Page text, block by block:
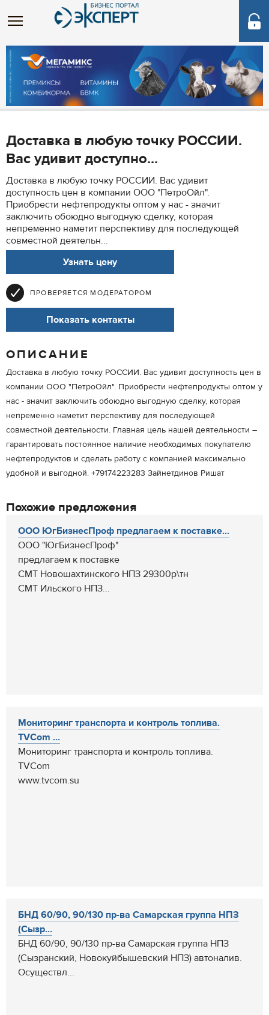
Доставка в любую точку РОССИИ.
Вас удивит доступно...
Доставка в любую точку РОССИИ. Вас удивит
доступность цен в компании ООО "ПетроОйл".
Приобрести нефтепродукты оптом у нас - значит
заключить обоюдно выгодную сделку, которая
непременно наметит перспективу для последующей
совместной деятельн...
Узнать цену
ПРОВЕРЯЕТСЯ МОДЕРАТОРОМ
Показать контакты
ОПИСАНИЕ
Доставка в любую точку РОССИИ. Вас удивит доступность цен в
компании ООО "ПетроОйл". Приобрести нефтепродукты оптом у
нас - значит заключить обоюдно выгодную сделку, которая
непременно наметит перспективу для последующей
совместной деятельности. Главная цель нашей деятельности –
гарантировать постоянное наличие необходимых покупателю
нефтепродуктов и сделать работу с компанией максимально
удобной и выгодной. +79174223283 Зайнетдинов Ришат
Похожие предложения
ООО ЮгБизнесПроф предлагаем к поставке...
ООО "ЮгБизнесПроф"
предлагаем к поставке
СМТ Новошахтинского НПЗ 29300р\тн
СМТ Ильского НПЗ...
Мониторинг транспорта и контроль топлива.
TVCom ...
Мониторинг транспорта и контроль топлива.
TVCom
www.tvcom.su
БНД 60/90, 90/130 пр-ва Самарская группа НПЗ
(Сызр...
БНД 60/90, 90/130 пр-ва Самарская группа НПЗ
(Сызранский, Новокуйбышевский НПЗ) автоналив.
Осуществл...